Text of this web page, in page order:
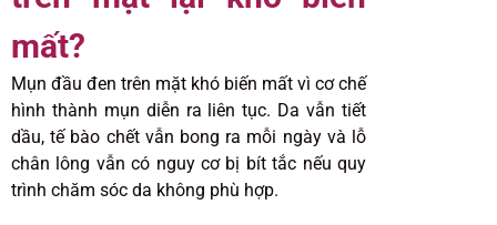
mất?
Mụn đầu đen trên mặt khó biến mất vì cơ chế
hình thành mụn diễn ra liên tục. Da vẫn tiết
dầu, tế bào chết vẫn bong ra mỗi ngày và lỗ
chân lông vẫn có nguy cơ bị bít tắc nếu quy
trình chăm sóc da không phù hợp.